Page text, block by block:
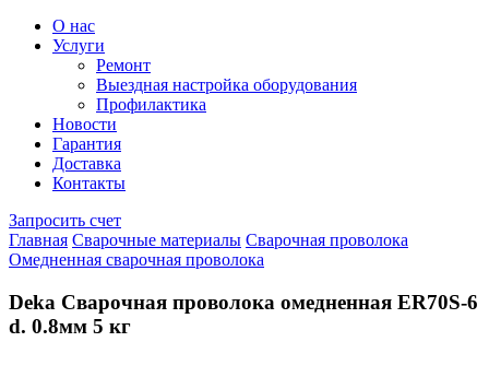
О нас
Услуги
Ремонт
Выездная настройка оборудования
Профилактика
Новости
Гарантия
Доставка
Контакты
Запросить счет
Главная Сварочные материалы Сварочная проволока
Омедненная сварочная проволока
Deka Сварочная проволока омедненная ER70S-6
d. 0.8мм 5 кг